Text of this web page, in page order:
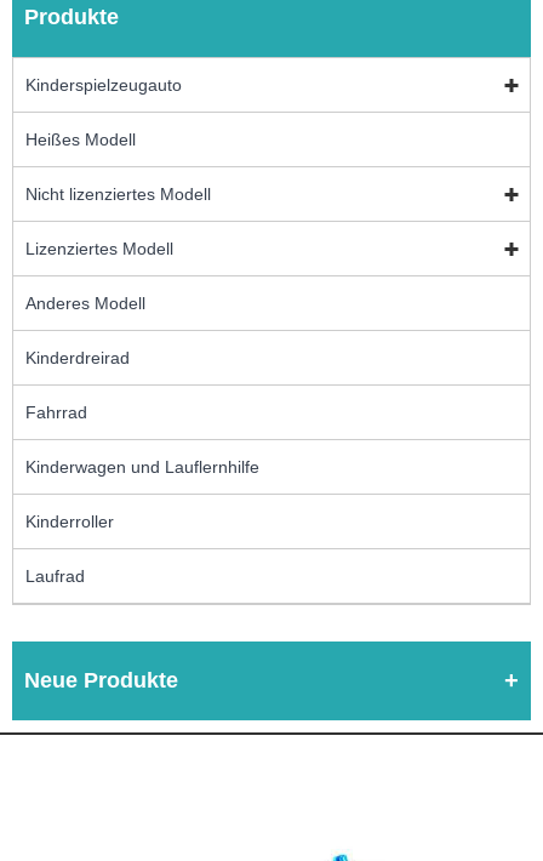
Produkte
Kinderspielzeugauto
Heißes Modell
Nicht lizenziertes Modell
Lizenziertes Modell
Anderes Modell
Kinderdreirad
Fahrrad
Kinderwagen und Lauflernhilfe
Kinderroller
Laufrad
Neue Produkte